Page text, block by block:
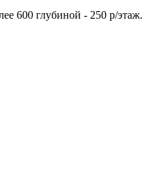
600 глубиной - 250 р/